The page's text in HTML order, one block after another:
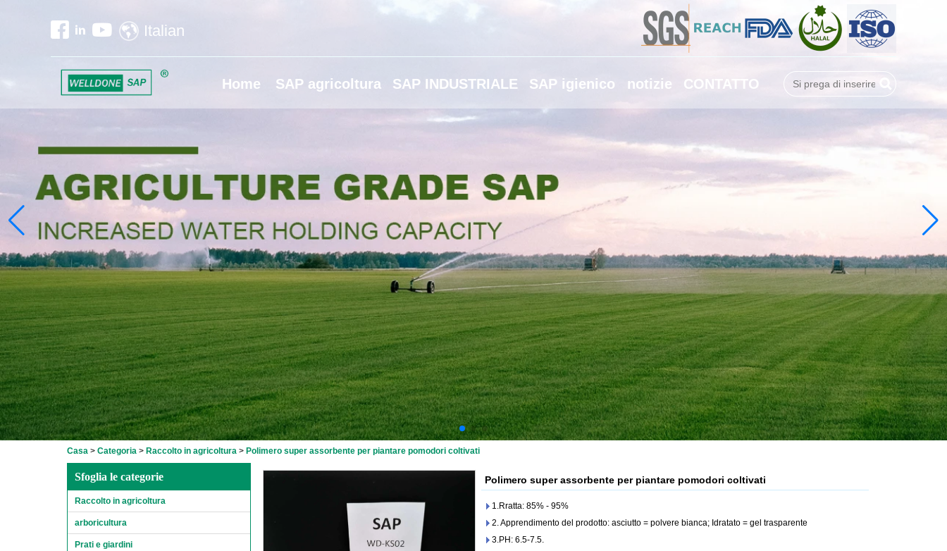
Italian
Home SAP agricoltura SAP INDUSTRIALE SAP igienico notizie CONTATTO Ricerca
Casa> Categoria> Raccolto in agricoltura> Polimero super assorbente per piantare pomodori coltivati
Sfoglia le categorie
Raccolto in agricoltura
arboricultura
Prati e giardini
Polimero super assorbente per piantare pomodori coltivati
1.Rratta: 85% - 95%
2. Apprendimento del prodotto: asciutto = polvere bianca; Idratato = gel trasparente
3.PH: 6.5-7.5.